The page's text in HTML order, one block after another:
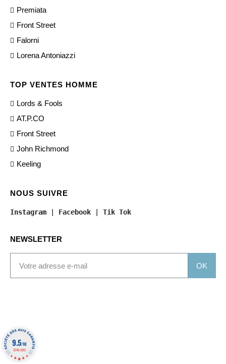
Premiata
Front Street
Falorni
Lorena Antoniazzi
TOP VENTES HOMME
Lords & Fools
AT.P.CO
Front Street
John Richmond
Keeling
NOUS SUIVRE
Instagram Facebook Tik Tok
NEWSLETTER
OK
9.5/10
1340 AVIS